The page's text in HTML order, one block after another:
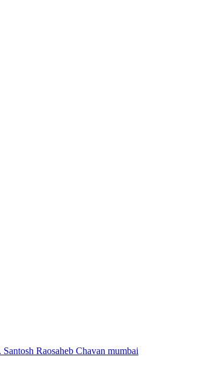
Santosh Raosaheb Chavan mumbai